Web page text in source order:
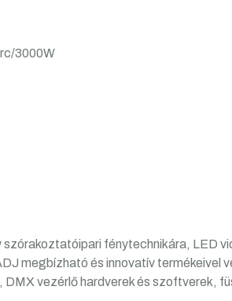
3000W
fénytechnikára, LED
megbízható és innovatív termékeivel
vezérlő hardverek és szoftverek,